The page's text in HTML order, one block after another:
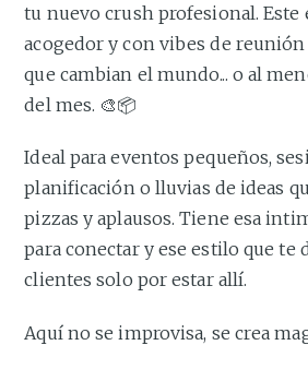
tu nuevo crush profesional. Este
acogedor y con vibes de
que cambian el mundo... o al
del mes. 🎨📦
Ideal para eventos pequeños,
planificación o lluvias de ideas
pizzas y aplausos. Tiene esa
para conectar y ese estilo que te
clientes solo por estar allí.
Aquí no se improvisa, se crea